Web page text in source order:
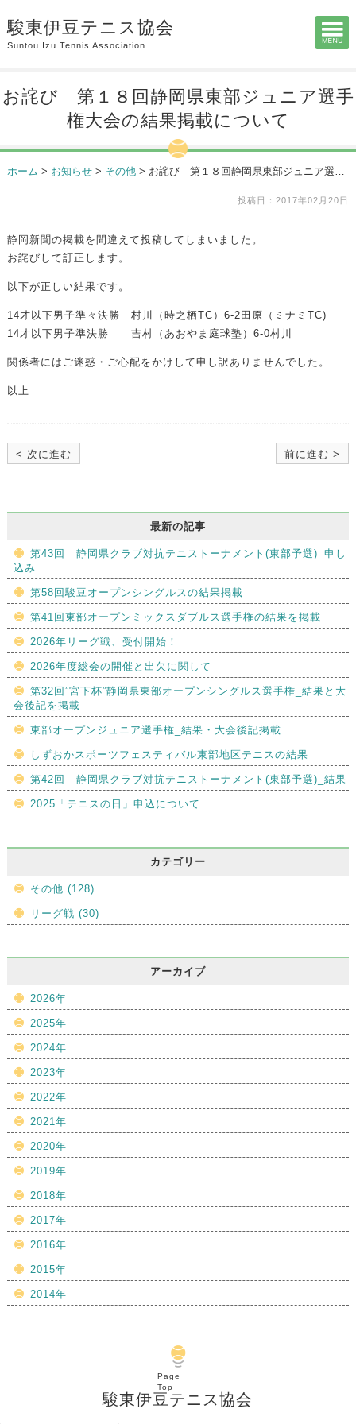
駿東伊豆テニス協会
Suntou Izu Tennis Association
お詫び 第１８回静岡県東部ジュニア選手
権大会の結果掲載について
ホーム > お知らせ> その他> お詫び 第１８回静岡県東部ジュニア選手権大会の結果掲載について
投稿日：2017年02月20日
静岡新聞の掲載を間違えて投稿してしまいました。
お詫びして訂正します。
以下が正しい結果です。
14才以下男子準々決勝 村川（時之栖TC）6-2田原（ミナミTC)
14才以下男子準決勝 吉村（あおやま庭球塾）6-0村川
関係者にはご迷惑・ご心配をかけして申し訳ありませんでした。
以上
前に進む >
< 次に進む
最新の記事
第43回 静岡県クラブ対抗テニストーナメント(東部予選)_申し
込み
第58回駿豆オープンシングルスの結果掲載
第41回東部オープンミックスダブルス選手権の結果を掲載
2026年リーグ戦、受付開始！
2026年度総会の開催と出欠に関して
第32回”宮下杯”静岡県東部オープンシングルス選手権_結果と大
会後記を掲載
東部オープンジュニア選手権_結果・大会後記掲載
しずおかスポーツフェスティバル東部地区テニスの結果
第42回 静岡県クラブ対抗テニストーナメント(東部予選)_結果
2025「テニスの日」申込について
カテゴリー
その他 (128)
リーグ戦 (30)
アーカイブ
2026年
2025年
2024年
2023年
2022年
2021年
2020年
2019年
2018年
2017年
2016年
2015年
2014年
駿東伊豆テニス協会
Page
Top